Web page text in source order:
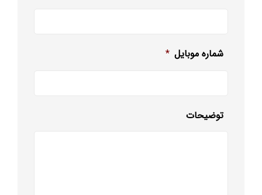
شماره موبایل *
توضیحات